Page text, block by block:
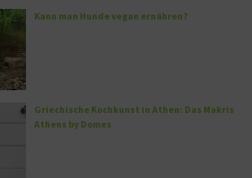
Kann man Hunde vegan ernähren?
Griechische Kochkunst in Athen: Das Makris
Athens by Domes